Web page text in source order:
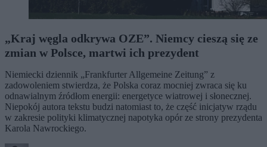
„Kraj węgla odkrywa OZE”. Niemcy cieszą się ze
zmian w Polsce, martwi ich prezydent
Niemiecki dziennik „Frankfurter Allgemeine Zeitung” z
zadowoleniem stwierdza, że Polska coraz mocniej zwraca się ku
odnawialnym źródłom energii: energetyce wiatrowej i słonecznej.
Niepokój autora tekstu budzi natomiast to, że część inicjatyw rządu
w zakresie polityki klimatycznej napotyka opór ze strony prezydenta
Karola Nawrockiego.